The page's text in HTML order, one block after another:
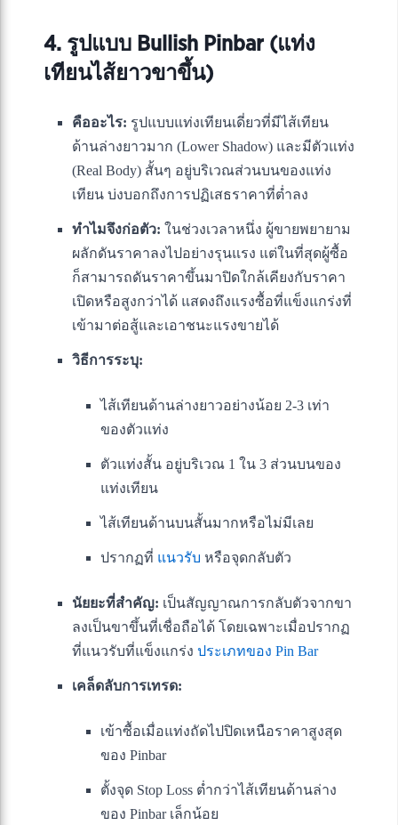
4. รูปแบบ Bullish Pinbar (แท่ง
เทียนไส้ยาวขาขึ้น)
คืออะไร: รูปแบบแท่งเทียนเดี่ยวที่มีไส้เทียน
ด้านล่างยาวมาก (Lower Shadow) และมีตัวแท่ง
(Real Body) สั้นๆ อยู่บริเวณส่วนบนของแท่ง
เทียน บ่งบอกถึงการปฏิเสธราคาที่ต่ำลง
ทำไมจึงก่อตัว: ในช่วงเวลาหนึ่ง ผู้ขายพยายาม
ผลักดันราคาลงไปอย่างรุนแรง แต่ในที่สุดผู้ซื้อ
ก็สามารถดันราคาขึ้นมาปิดใกล้เคียงกับราคา
เปิดหรือสูงกว่าได้ แสดงถึงแรงซื้อที่แข็งแกร่งที่
เข้ามาต่อสู้และเอาชนะแรงขายได้
วิธีการระบุ:
ไส้เทียนด้านล่างยาวอย่างน้อย 2-3 เท่า
ของตัวแท่ง
ตัวแท่งสั้น อยู่บริเวณ 1 ใน 3 ส่วนบนของ
แท่งเทียน
ไส้เทียนด้านบนสั้นมากหรือไม่มีเลย
ปรากฏที่ แนวรับ หรือจุดกลับตัว
นัยยะที่สำคัญ: เป็นสัญญาณการกลับตัวจากขา
ลงเป็นขาขึ้นที่เชื่อถือได้ โดยเฉพาะเมื่อปรากฏ
ที่แนวรับที่แข็งแกร่ง ประเภทของ Pin Bar
เคล็ดลับการเทรด:
เข้าซื้อเมื่อแท่งถัดไปปิดเหนือราคาสูงสุด
ของ Pinbar
ตั้งจุด Stop Loss ต่ำกว่าไส้เทียนด้านล่าง
ของ Pinbar เล็กน้อย